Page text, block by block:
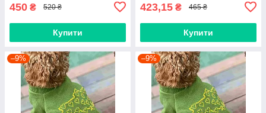
450 ₴ 520 ₴
Купити
423,15 ₴ 465 ₴
Купити
–9% –9%